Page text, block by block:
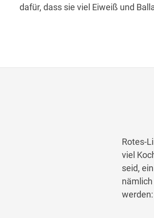
dafür, dass sie viel Eiweiß und
Rotes-
viel
seid,